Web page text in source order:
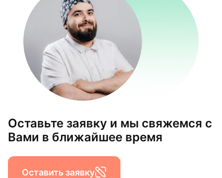
Оставьте заявку и мы свяжемся с
Вами в ближайшее время
Оставить заявку